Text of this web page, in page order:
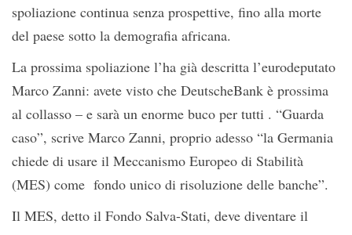
spoliazione continua senza prospettive, fino alla morte
del paese sotto la demografia africana.
La prossima spoliazione l’ha già descritta l’eurodeputato
Marco Zanni: avete visto che DeutscheBank è prossima
al collasso – e sarà un enorme buco per tutti . “Guarda
caso”, scrive Marco Zanni, proprio adesso “la Germania
chiede di usare il Meccanismo Europeo di Stabilità
(MES) come fondo unico di risoluzione delle banche”.
Il MES, detto il Fondo Salva-Stati, deve diventare il